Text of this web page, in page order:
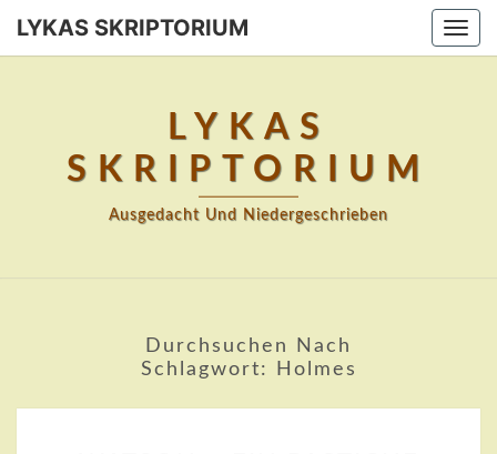
Skip
LYKAS SKRIPTORIUM
LYKAS
SKRIPTORIUM
Ausgedacht Und Niedergeschrieben
Durchsuchen Nach
Schlagwort:
Holmes